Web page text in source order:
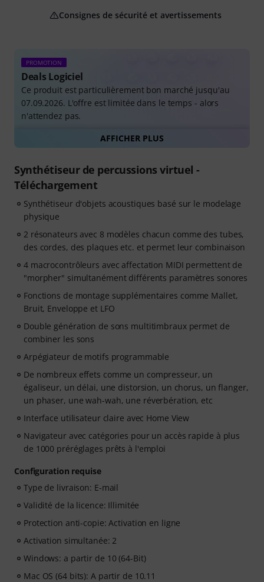
PROMOTION
Deals Logiciel
Ce produit est particulièrement bon marché jusqu'au
07.09.2026. L'offre est limitée dans le temps - alors
n'attendez pas.
Tous les deals de logiciels
AFFICHER PLUS
Synthétiseur de percussions virtuel -
Téléchargement
Synthétiseur d'objets acoustiques basé sur le modelage
physique
2 résonateurs avec 8 modèles chacun comme des tubes,
des cordes, des plaques etc. et permet leur combinaison
4 macrocontrôleurs avec affectation MIDI permettent de
"morpher" simultanément différents paramètres sonores
Fonctions de montage supplémentaires comme Mallet,
Bruit, Enveloppe et LFO
Double génération de sons multitimbraux permet de
combiner les sons
Arpégiateur de motifs programmable
De nombreux effets comme un compresseur, un
égaliseur, un délai, une distorsion, un chorus, un flanger,
un phaser, une wah-wah, une réverbération, etc
Interface utilisateur claire avec Home View
Navigateur avec catégories pour un accès rapide à plus
de 1000 préréglages prêts à l'emploi
Configuration requise
Type de livraison: E-mail
Validité de la licence: Illimitée
Protection anti-copie: Activation en ligne
Activation simultanée: 2
Windows: a partir de 10 (64-Bit)
Mac OS (64 bits): A partir de 10.11
Consignes de sécurité et avertissements